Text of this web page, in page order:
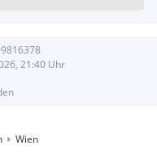
21:40Uhr
Wien